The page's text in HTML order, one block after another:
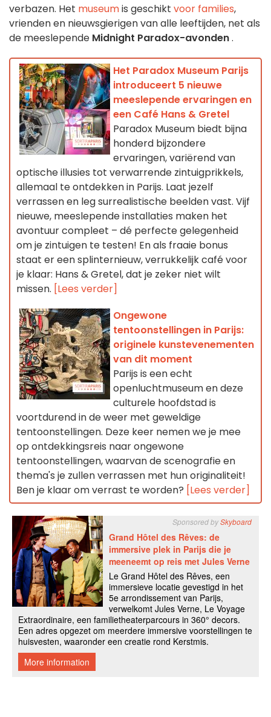
verbazen. Het museumis geschikt voor families,
vrienden en nieuwsgierigen van alle leeftijden, net als
de meeslepende Midnight Paradox-avonden.
Het Paradox Museum Parijs
introduceert 5 nieuwe
meeslepende ervaringen en
een Café Hans & Gretel
Paradox Museum biedt bijna
honderd bijzondere
ervaringen, variërend van
optische illusies tot verwarrende zintuigprikkels,
allemaal te ontdekken in Parijs. Laat jezelf
verrassen en leg surrealistische beelden vast. Vijf
nieuwe, meeslepende installaties maken het
avontuur compleet – dé perfecte gelegenheid
om je zintuigen te testen! En als fraaie bonus
staat er een splinternieuw, verrukkelijk café voor
je klaar: Hans & Gretel, dat je zeker niet wilt
missen. [Lees verder]
Ongewone
tentoonstellingen in Parijs:
originele kunstevenementen
van dit moment
Parijs is een echt
openluchtmuseum en deze
culturele hoofdstad is
voortdurend in de weer met geweldige
tentoonstellingen. Deze keer nemen we je mee
op ontdekkingsreis naar ongewone
tentoonstellingen, waarvan de scenografie en
thema's je zullen verrassen met hun originaliteit!
Ben je klaar om verrast te worden? [Lees verder]